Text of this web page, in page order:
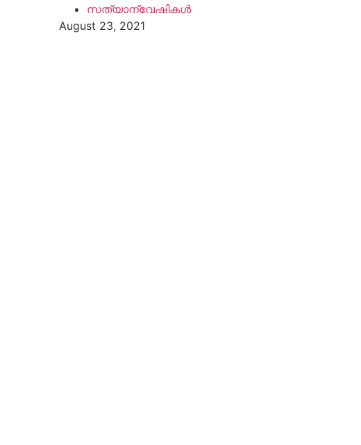
സത്യാന്വേഷികൾ
August 23, 2021